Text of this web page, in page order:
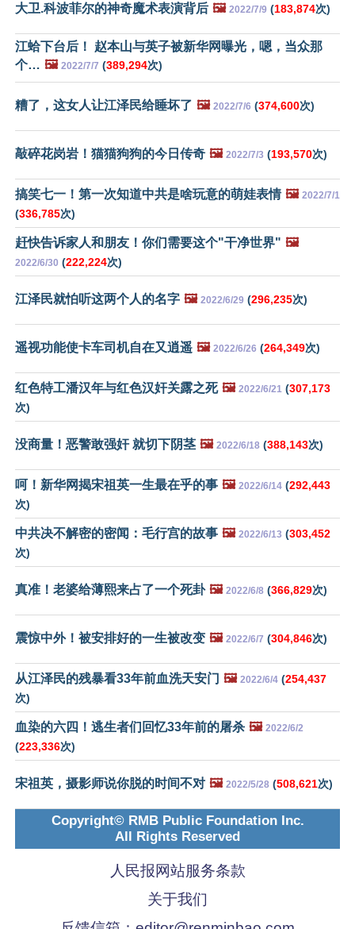
大卫.科波菲尔的神奇魔术表演背后 🖼️ 2022/7/9 (183,874次)
江蛤下台后！ 赵本山与英子被新华网曝光，嗯，当众那
个… 🖼️ 2022/7/7 (389,294次)
糟了，这女人让江泽民给睡坏了 🖼️ 2022/7/6 (374,600次)
敲碎花岗岩！猫猫狗狗的今日传奇 🖼️ 2022/7/3 (193,570次)
搞笑七一！第一次知道中共是啥玩意的萌娃表情 🖼️ 2022/7/1
(336,785次)
赶快告诉家人和朋友！你们需要这个"干净世界" 🖼️
2022/6/30 (222,224次)
江泽民就怕听这两个人的名字 🖼️ 2022/6/29 (296,235次)
遥视功能使卡车司机自在又逍遥 🖼️ 2022/6/26 (264,349次)
红色特工潘汉年与红色汉奸关露之死 🖼️ 2022/6/21 (307,173
次)
没商量！恶警敢强奸 就切下阴茎 🖼️ 2022/6/18 (388,143次)
呵！新华网揭宋祖英一生最在乎的事 🖼️ 2022/6/14 (292,443
次)
中共决不解密的密闻：毛行宫的故事 🖼️ 2022/6/13 (303,452
次)
真准！老婆给薄熙来占了一个死卦 🖼️ 2022/6/8 (366,829次)
震惊中外！被安排好的一生被改变 🖼️ 2022/6/7 (304,846次)
从江泽民的残暴看33年前血洗天安门 🖼️ 2022/6/4 (254,437
次)
血染的六四！逃生者们回忆33年前的屠杀 🖼️ 2022/6/2
(223,336次)
宋祖英，摄影师说你脱的时间不对 🖼️ 2022/5/28 (508,621次)
Copyright© RMB Public Foundation Inc.
All Rights Reserved
人民报网站服务条款
关于我们